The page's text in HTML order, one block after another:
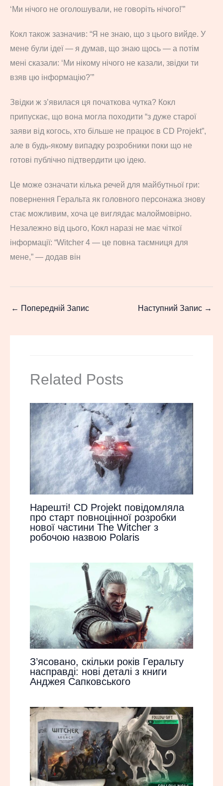
‘Ми нічого не оголошували, не говоріть нічого!'”
Кокл також зазначив: “Я не знаю, що з цього вийде. У
мене були ідеї — я думав, що знаю щось — а потім
мені сказали: ‘Ми нікому нічого не казали, звідки ти
взяв цю інформацію?'”
Звідки ж з’явилася ця початкова чутка? Кокл
припускає, що вона могла походити “з дуже старої
заяви від когось, хто більше не працює в CD Projekt”,
але в будь-якому випадку розробники поки що не
готові публічно підтвердити цю ідею.
Це може означати кілька речей для майбутньої гри:
повернення Геральта як головного персонажа знову
стає можливим, хоча це виглядає малоймовірно.
Незалежно від цього, Кокл наразі не має чіткої
інформації: “Witcher 4 — це повна таємниця для
мене,” — додав він
← Попередній Запис Наступний Запис →
Related Posts
Нарешті! CD Projekt повідомляла
про старт повноцінної розробки
нової частини The Witcher з
робочою назвою Polaris
З’ясовано, скільки років Геральту
насправді: нові деталі з книги
Анджея Сапковського